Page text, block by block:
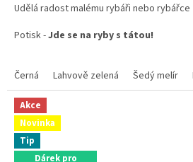
z
hvězdiček.
Udělá radost malému rybáři nebo rybářce
Potisk -Jde se na ryby s tátou!
Černá Lahvově zelená Šedý melír
Akce
Novinka
Tip
Dárek pro